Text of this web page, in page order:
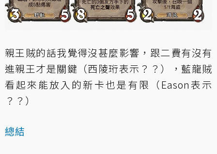
親王賊的話我覺得沒甚麼影響，跟二費有沒有
進親王才是關鍵（西陵珩表示？？），藍龍賊
看起來能放入的新卡也是有限（Eason表示
？？）
總結